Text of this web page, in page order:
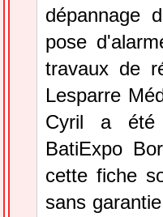
dépannage
pose
travaux de
Lesparre
Cyril a été
BatiExpo
cette fiche
sans